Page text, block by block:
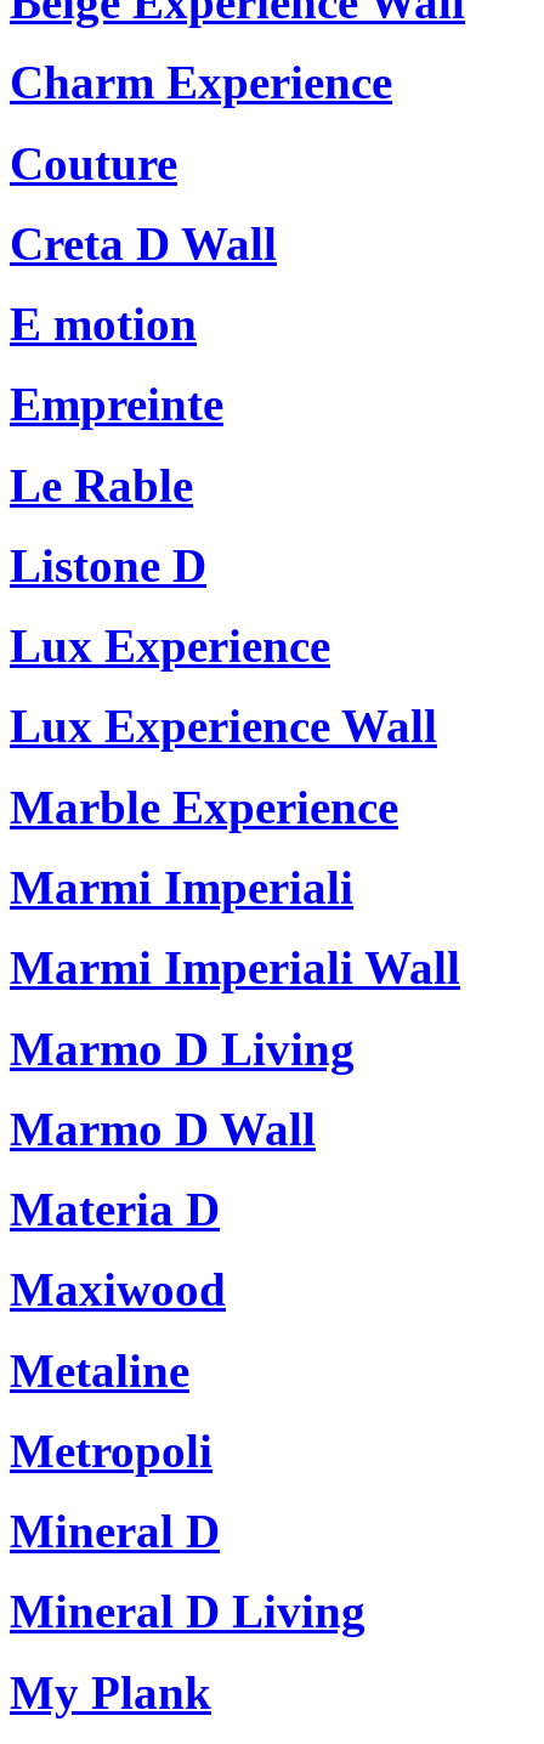
Charm Experience
Couture
Creta D Wall
E motion
Empreinte
Le Rable
Listone D
Lux Experience
Lux Experience Wall
Marble Experience
Marmi Imperiali
Marmi Imperiali Wall
Marmo D Living
Marmo D Wall
Materia D
Maxiwood
Metaline
Metropoli
Mineral D
Mineral D Living
My Plank